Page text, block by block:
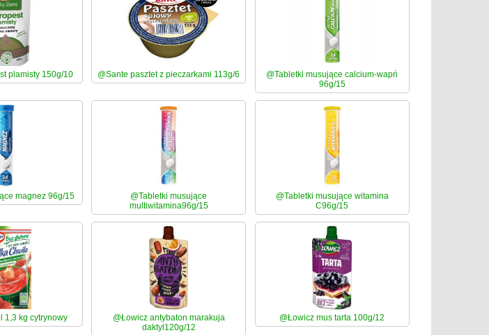
plamisty 150g/10 @Sante pasztet z pieczarkami 113g/6
@Tabletki musujące calcium-wapń
96g/15
magnez 96g/15
@Tabletki musujące
multiwitamina96g/15
@Tabletki musujące witamina
C96g/15
1,3 kg cytrynowy
@Łowicz antybaton marakuja
daktyl120g/12
@Łowicz mus tarta 100g/12